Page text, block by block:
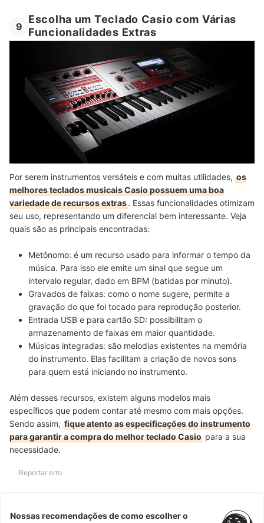
9
Escolha um Teclado Casio com Várias
Funcionalidades Extras
Por serem instrumentos versáteis e com muitas utilidades, os
melhores teclados musicais Casio possuem uma boa
variedade de recursos extras. Essas funcionalidades otimizam
seu uso, representando um diferencial bem interessante. Veja
quais são as principais encontradas:
Metônomo: é um recurso usado para informar o tempo da
música. Para isso ele emite um sinal que segue um
intervalo regular, dado em BPM (batidas por minuto).
Gravados de faixas: como o nome sugere, permite a
gravação do que foi tocado para reprodução posterior.
Entrada USB e para cartão SD: possibilitam o
armazenamento de faixas em maior quantidade.
Músicas integradas: são melodias existentes na memória
do instrumento. Elas facilitam a criação de novos sons
para quem está iniciando no instrumento.
Além desses recursos, existem alguns modelos mais
específicos que podem contar até mesmo com mais opções.
Sendo assim, fique atento as especificações do instrumento
para garantir a compra do melhor teclado Casio para a sua
necessidade.
Reportar erro
Nossas recomendações de como escolher o